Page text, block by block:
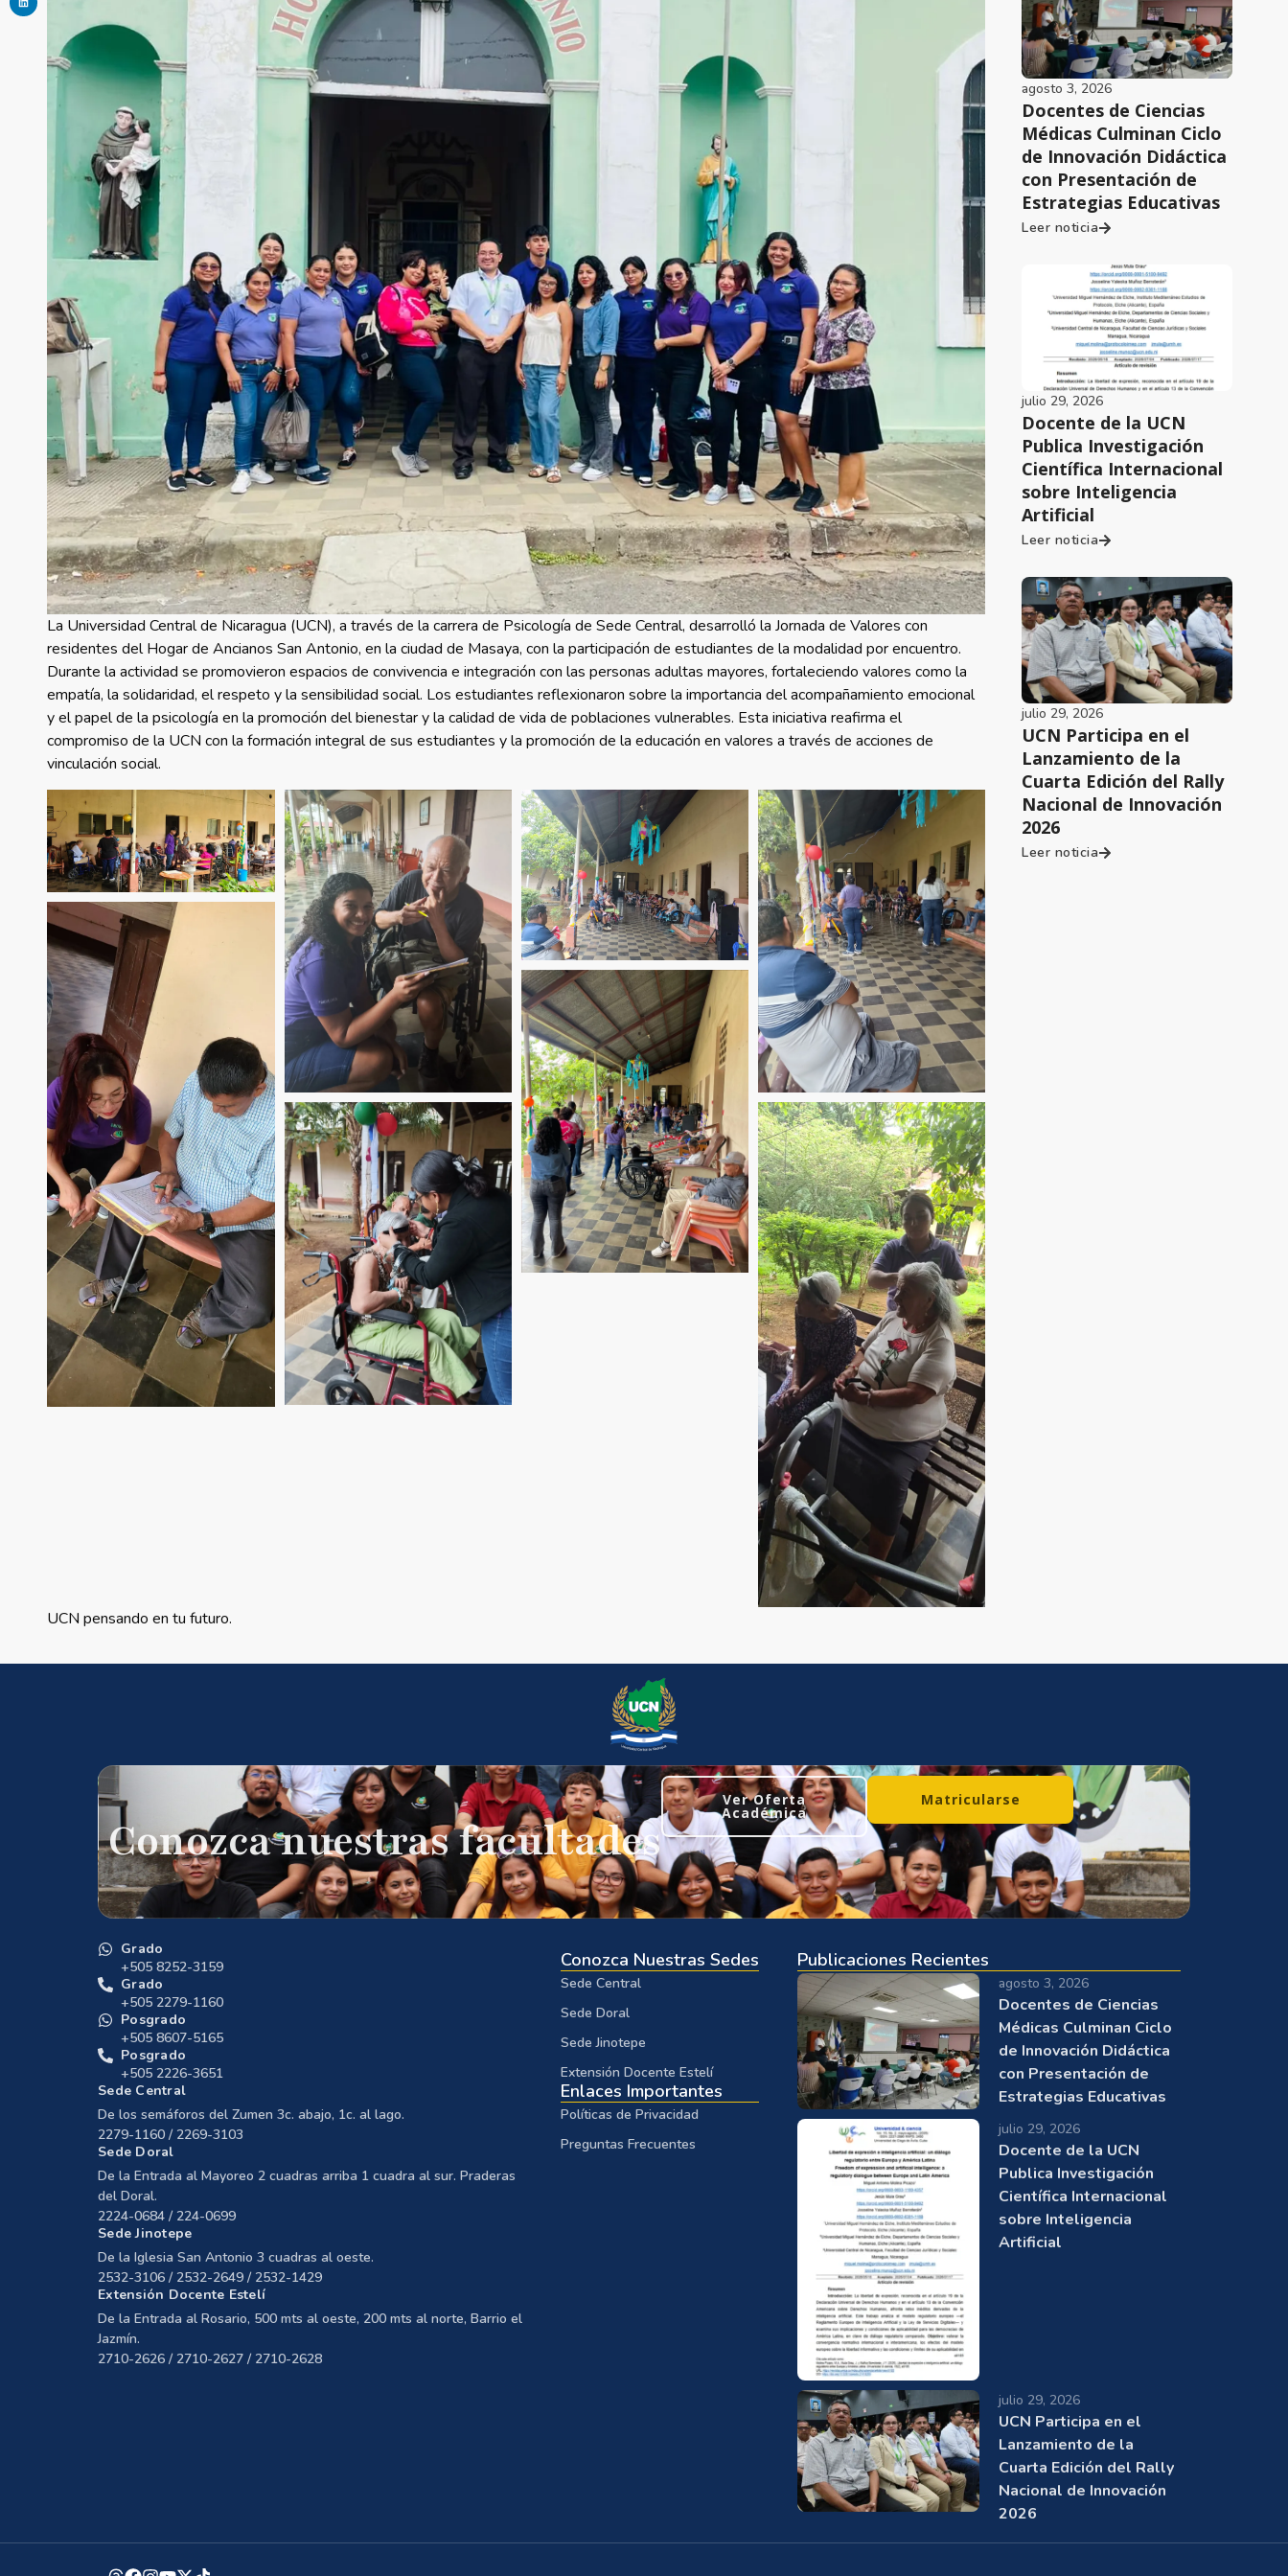
La Universidad Central de Nicaragua (UCN), a través de la carrera de Psicología de Sede Central, desarrolló la Jornada de Valores con
residentes del Hogar de Ancianos San Antonio, en la ciudad de Masaya, con la participación de estudiantes de la modalidad por encuentro.
Durante la actividad se promovieron espacios de convivencia e integración con las personas adultas mayores, fortaleciendo valores como la
empatía, la solidaridad, el respeto y la sensibilidad social. Los estudiantes reflexionaron sobre la importancia del acompañamiento emocional
y el papel de la psicología en la promoción del bienestar y la calidad de vida de poblaciones vulnerables. Esta iniciativa reafirma el
compromiso de la UCN con la formación integral de sus estudiantes y la promoción de la educación en valores a través de acciones de
vinculación social.
UCN pensando en tu futuro.
agosto 3, 2026
Docentes de Ciencias
Médicas Culminan Ciclo
de Innovación Didáctica
con Presentación de
Estrategias Educativas
Leer noticia
julio 29, 2026
Docente de la UCN
Publica Investigación
Científica Internacional
sobre Inteligencia
Artificial
Leer noticia
julio 29, 2026
UCN Participa en el
Lanzamiento de la
Cuarta Edición del Rally
Nacional de Innovación
2026
Leer noticia
Conozca nuestras facultades
Ver Oferta
Académica
Matricularse
Grado
+505 8252-3159
Grado
+505 2279-1160
Posgrado
+505 8607-5165
Posgrado
+505 2226-3651
Sede Central
De los semáforos del Zumen 3c. abajo, 1c. al lago.
2279-1160 / 2269-3103
Sede Doral
De la Entrada al Mayoreo 2 cuadras arriba 1 cuadra al sur. Praderas
del Doral.
2224-0684 / 224-0699
Sede Jinotepe
De la Iglesia San Antonio 3 cuadras al oeste.
2532-3106 / 2532-2649 / 2532-1429
Extensión Docente Estelí
De la Entrada al Rosario, 500 mts al oeste, 200 mts al norte, Barrio el
Jazmín.
2710-2626 / 2710-2627 / 2710-2628
Conozca Nuestras Sedes
Sede Central
Sede Doral
Sede Jinotepe
Extensión Docente Estelí
Enlaces Importantes
Políticas de Privacidad
Preguntas Frecuentes
Publicaciones Recientes
agosto 3, 2026
Docentes de Ciencias
Médicas Culminan Ciclo
de Innovación Didáctica
con Presentación de
Estrategias Educativas
julio 29, 2026
Docente de la UCN
Publica Investigación
Científica Internacional
sobre Inteligencia
Artificial
julio 29, 2026
UCN Participa en el
Lanzamiento de la
Cuarta Edición del Rally
Nacional de Innovación
2026